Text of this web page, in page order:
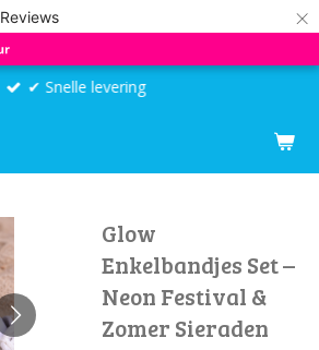
Reviews ×
✔ Snelle levering
Glow
Enkelbandjes Set –
Neon Festival &
Zomer Sieraden